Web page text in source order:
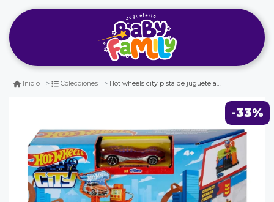
Inicio Colecciones Hot wheels city pista de juguete autolavado de la ciudad
-33%